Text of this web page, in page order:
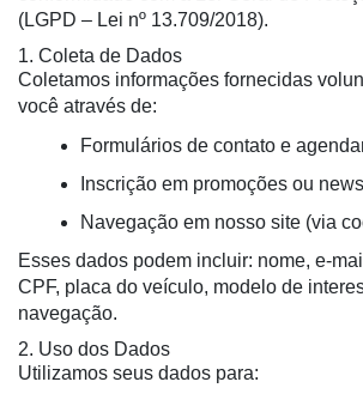
(LGPD – Lei nº 13.709/2018).
1. Coleta de Dados
Coletamos informações fornecidas
você através de:
Formulários de contato e
Inscrição em promoções ou
Navegação em nosso site (via
Esses dados podem incluir: nome, e-
CPF, placa do veículo, modelo de
navegação.
2. Uso dos Dados
Utilizamos seus dados para: